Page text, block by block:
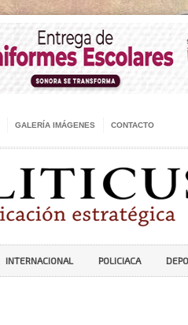
GALERÍA IMÁGENES CONTACTO
INTERNACIONAL POLICIACA